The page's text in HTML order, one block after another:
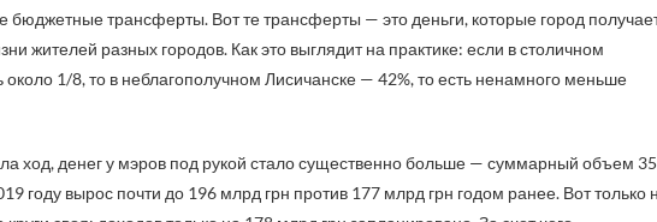
бюджетные трансферты. Вот те трансферты — это деньги, которые город
жителей разных городов. Как это выглядит на практике: если в столичном
1/8, то в неблагополучном Лисичанске — 42%, то есть ненамного меньше
ход, денег у мэров под рукой стало существенно больше — суммарный объем 35
году вырос почти до 196 млрд грн против 177 млрд грн годом ранее. Вот только